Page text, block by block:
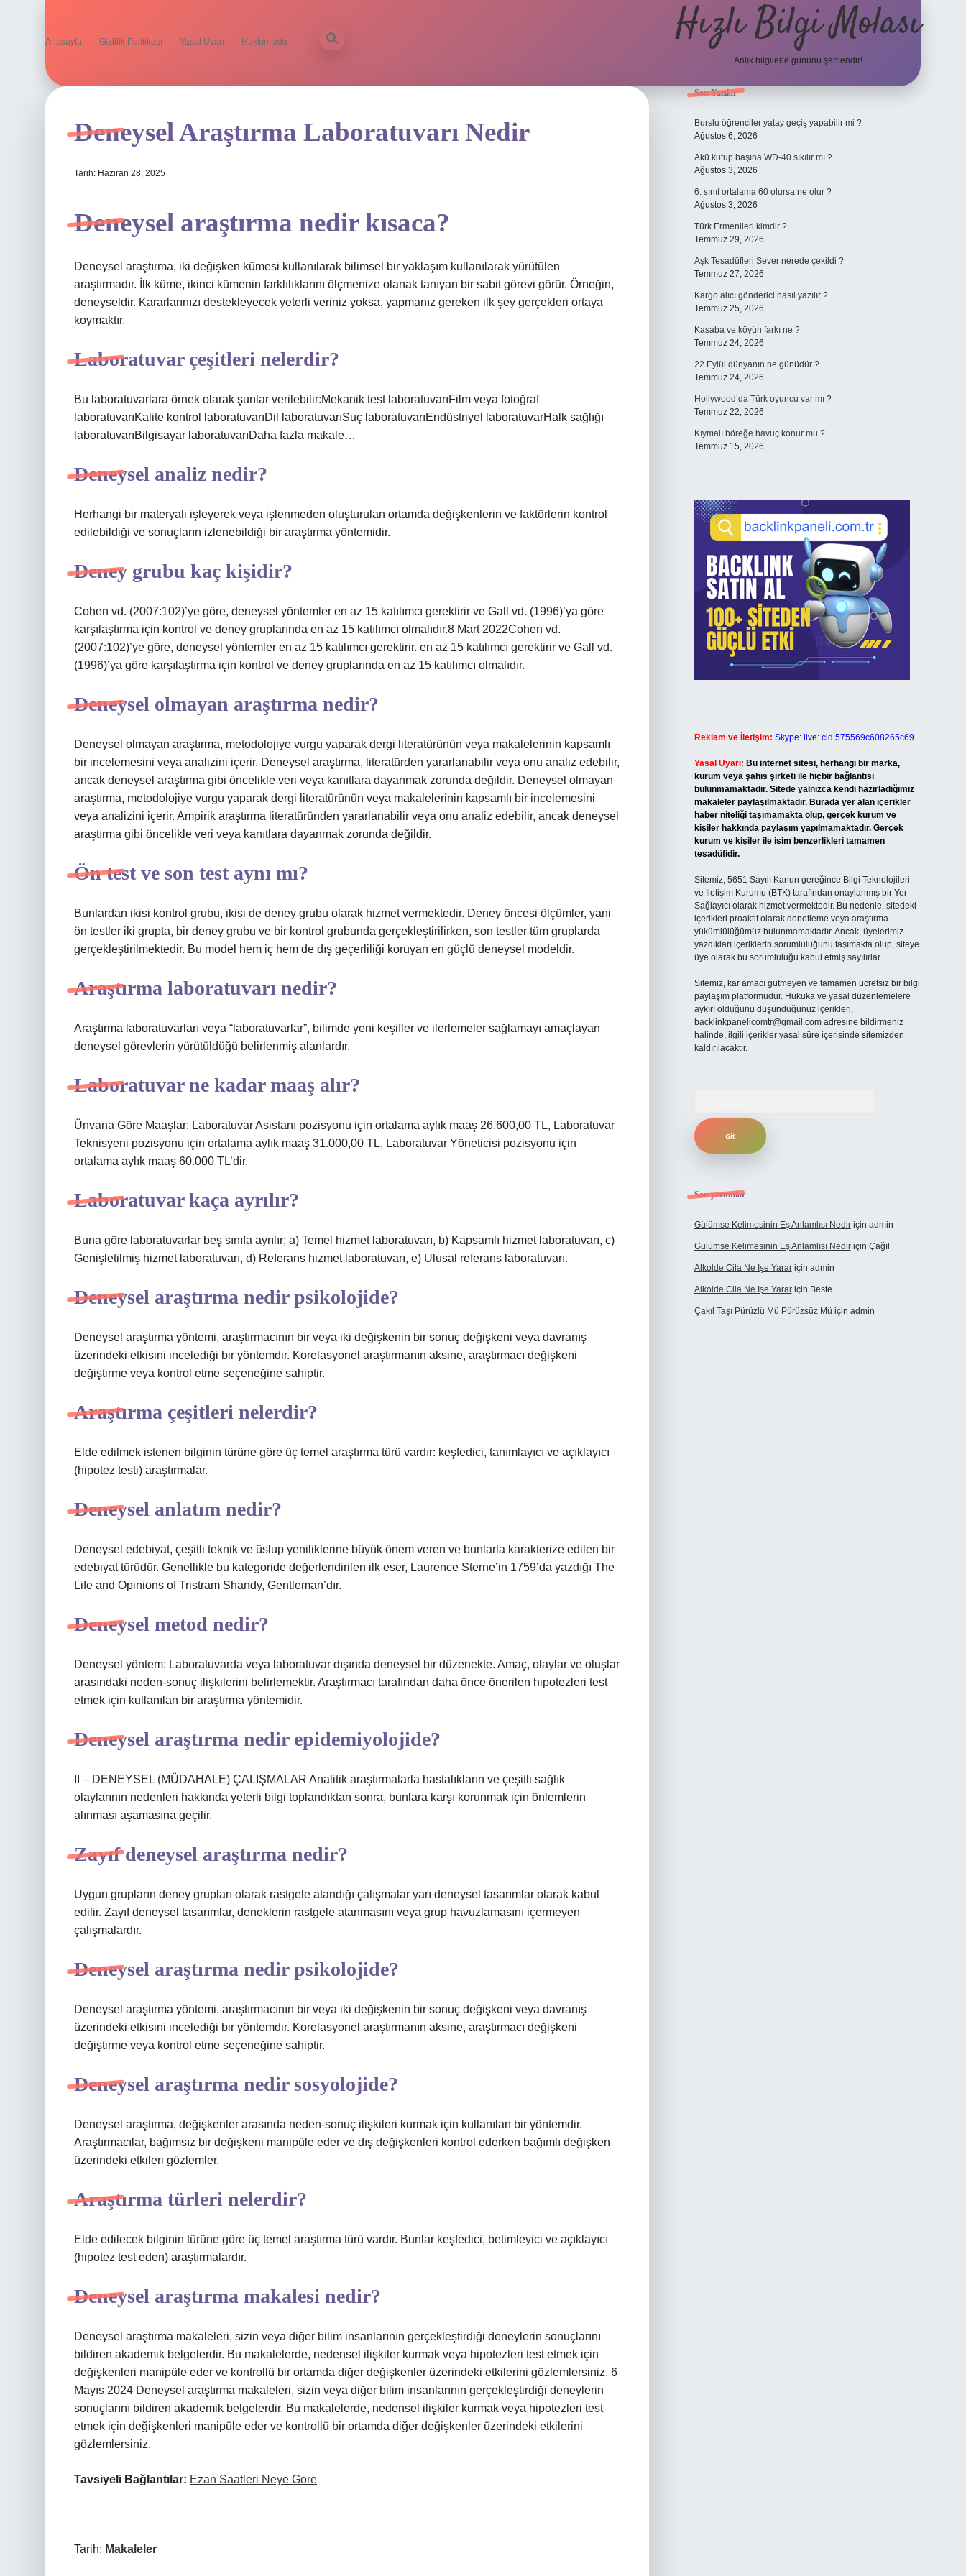
Anasayfa Gizlilik Politikası Yasal Uyarı Hakkımızda Hızlı Bilgi Molası
Anlık bilgilerle gününü şenlendir!
Deneysel Araştırma Laboratuvarı Nedir
Tarih: Haziran 28, 2025
Deneysel araştırma nedir kısaca?
Deneysel araştırma, iki değişken kümesi kullanılarak bilimsel bir yaklaşım kullanılarak yürütülen
araştırmadır. İlk küme, ikinci kümenin farklılıklarını ölçmenize olanak tanıyan bir sabit görevi görür. Örneğin,
deneyseldir. Kararlarınızı destekleyecek yeterli veriniz yoksa, yapmanız gereken ilk şey gerçekleri ortaya
koymaktır.
Laboratuvar çeşitleri nelerdir?
Bu laboratuvarlara örnek olarak şunlar verilebilir:Mekanik test laboratuvarıFilm veya fotoğraf
laboratuvarıKalite kontrol laboratuvarıDil laboratuvarıSuç laboratuvarıEndüstriyel laboratuvarHalk sağlığı
laboratuvarıBilgisayar laboratuvarıDaha fazla makale…
Deneysel analiz nedir?
Herhangi bir materyali işleyerek veya işlenmeden oluşturulan ortamda değişkenlerin ve faktörlerin kontrol
edilebildiği ve sonuçların izlenebildiği bir araştırma yöntemidir.
Deney grubu kaç kişidir?
Cohen vd. (2007:102)’ye göre, deneysel yöntemler en az 15 katılımcı gerektirir ve Gall vd. (1996)’ya göre
karşılaştırma için kontrol ve deney gruplarında en az 15 katılımcı olmalıdır.8 Mart 2022Cohen vd.
(2007:102)’ye göre, deneysel yöntemler en az 15 katılımcı gerektirir. en az 15 katılımcı gerektirir ve Gall vd.
(1996)’ya göre karşılaştırma için kontrol ve deney gruplarında en az 15 katılımcı olmalıdır.
Deneysel olmayan araştırma nedir?
Deneysel olmayan araştırma, metodolojiye vurgu yaparak dergi literatürünün veya makalelerinin kapsamlı
bir incelemesini veya analizini içerir. Deneysel araştırma, literatürden yararlanabilir veya onu analiz edebilir,
ancak deneysel araştırma gibi öncelikle veri veya kanıtlara dayanmak zorunda değildir. Deneysel olmayan
araştırma, metodolojiye vurgu yaparak dergi literatürünün veya makalelerinin kapsamlı bir incelemesini
veya analizini içerir. Ampirik araştırma literatüründen yararlanabilir veya onu analiz edebilir, ancak deneysel
araştırma gibi öncelikle veri veya kanıtlara dayanmak zorunda değildir.
Ön test ve son test aynı mı?
Bunlardan ikisi kontrol grubu, ikisi de deney grubu olarak hizmet vermektedir. Deney öncesi ölçümler, yani
ön testler iki grupta, bir deney grubu ve bir kontrol grubunda gerçekleştirilirken, son testler tüm gruplarda
gerçekleştirilmektedir. Bu model hem iç hem de dış geçerliliği koruyan en güçlü deneysel modeldir.
Araştırma laboratuvarı nedir?
Araştırma laboratuvarları veya “laboratuvarlar”, bilimde yeni keşifler ve ilerlemeler sağlamayı amaçlayan
deneysel görevlerin yürütüldüğü belirlenmiş alanlardır.
Laboratuvar ne kadar maaş alır?
Ünvana Göre Maaşlar: Laboratuvar Asistanı pozisyonu için ortalama aylık maaş 26.600,00 TL, Laboratuvar
Teknisyeni pozisyonu için ortalama aylık maaş 31.000,00 TL, Laboratuvar Yöneticisi pozisyonu için
ortalama aylık maaş 60.000 TL’dir.
Laboratuvar kaça ayrılır?
Buna göre laboratuvarlar beş sınıfa ayrılır; a) Temel hizmet laboratuvarı, b) Kapsamlı hizmet laboratuvarı, c)
Genişletilmiş hizmet laboratuvarı, d) Referans hizmet laboratuvarı, e) Ulusal referans laboratuvarı.
Deneysel araştırma nedir psikolojide?
Deneysel araştırma yöntemi, araştırmacının bir veya iki değişkenin bir sonuç değişkeni veya davranış
üzerindeki etkisini incelediği bir yöntemdir. Korelasyonel araştırmanın aksine, araştırmacı değişkeni
değiştirme veya kontrol etme seçeneğine sahiptir.
Araştırma çeşitleri nelerdir?
Elde edilmek istenen bilginin türüne göre üç temel araştırma türü vardır: keşfedici, tanımlayıcı ve açıklayıcı
(hipotez testi) araştırmalar.
Deneysel anlatım nedir?
Deneysel edebiyat, çeşitli teknik ve üslup yeniliklerine büyük önem veren ve bunlarla karakterize edilen bir
edebiyat türüdür. Genellikle bu kategoride değerlendirilen ilk eser, Laurence Sterne’in 1759’da yazdığı The
Life and Opinions of Tristram Shandy, Gentleman’dır.
Deneysel metod nedir?
Deneysel yöntem: Laboratuvarda veya laboratuvar dışında deneysel bir düzenekte. Amaç, olaylar ve oluşlar
arasındaki neden-sonuç ilişkilerini belirlemektir. Araştırmacı tarafından daha önce önerilen hipotezleri test
etmek için kullanılan bir araştırma yöntemidir.
Deneysel araştırma nedir epidemiyolojide?
II – DENEYSEL (MÜDAHALE) ÇALIŞMALAR Analitik araştırmalarla hastalıkların ve çeşitli sağlık
olaylarının nedenleri hakkında yeterli bilgi toplandıktan sonra, bunlara karşı korunmak için önlemlerin
alınması aşamasına geçilir.
Zayıf deneysel araştırma nedir?
Uygun grupların deney grupları olarak rastgele atandığı çalışmalar yarı deneysel tasarımlar olarak kabul
edilir. Zayıf deneysel tasarımlar, deneklerin rastgele atanmasını veya grup havuzlamasını içermeyen
çalışmalardır.
Deneysel araştırma nedir psikolojide?
Deneysel araştırma yöntemi, araştırmacının bir veya iki değişkenin bir sonuç değişkeni veya davranış
üzerindeki etkisini incelediği bir yöntemdir. Korelasyonel araştırmanın aksine, araştırmacı değişkeni
değiştirme veya kontrol etme seçeneğine sahiptir.
Deneysel araştırma nedir sosyolojide?
Deneysel araştırma, değişkenler arasında neden-sonuç ilişkileri kurmak için kullanılan bir yöntemdir.
Araştırmacılar, bağımsız bir değişkeni manipüle eder ve dış değişkenleri kontrol ederken bağımlı değişken
üzerindeki etkileri gözlemler.
Araştırma türleri nelerdir?
Elde edilecek bilginin türüne göre üç temel araştırma türü vardır. Bunlar keşfedici, betimleyici ve açıklayıcı
(hipotez test eden) araştırmalardır.
Deneysel araştırma makalesi nedir?
Deneysel araştırma makaleleri, sizin veya diğer bilim insanlarının gerçekleştirdiği deneylerin sonuçlarını
bildiren akademik belgelerdir. Bu makalelerde, nedensel ilişkiler kurmak veya hipotezleri test etmek için
değişkenleri manipüle eder ve kontrollü bir ortamda diğer değişkenler üzerindeki etkilerini gözlemlersiniz. 6
Mayıs 2024 Deneysel araştırma makaleleri, sizin veya diğer bilim insanlarının gerçekleştirdiği deneylerin
sonuçlarını bildiren akademik belgelerdir. Bu makalelerde, nedensel ilişkiler kurmak veya hipotezleri test
etmek için değişkenleri manipüle eder ve kontrollü bir ortamda diğer değişkenler üzerindeki etkilerini
gözlemlersiniz.
Tavsiyeli Bağlantılar: Ezan Saatleri Neye Gore
Tarih: Makaleler
Sidebar
Son Yazılar
Burslu öğrenciler yatay geçiş yapabilir mi ?
Ağustos 6, 2026
Akü kutup başına WD-40 sıkılır mı ?
Ağustos 3, 2026
6. sınıf ortalama 60 olursa ne olur ?
Ağustos 3, 2026
Türk Ermenileri kimdir ?
Temmuz 29, 2026
Aşk Tesadüfleri Sever nerede çekildi ?
Temmuz 27, 2026
Kargo alıcı gönderici nasıl yazılır ?
Temmuz 25, 2026
Kasaba ve köyün farkı ne ?
Temmuz 24, 2026
22 Eylül dünyanın ne günüdür ?
Temmuz 24, 2026
Hollywood’da Türk oyuncu var mı ?
Temmuz 22, 2026
Kıymalı böreğe havuç konur mu ?
Temmuz 15, 2026
Reklam ve İletişim: Skype: live:.cid.575569c608265c69
Yasal Uyarı: Bu internet sitesi, herhangi bir marka,
kurum veya şahıs şirketi ile hiçbir bağlantısı
bulunmamaktadır. Sitede yalnızca kendi hazırladığımız
makaleler paylaşılmaktadır. Burada yer alan içerikler
haber niteliği taşımamakta olup, gerçek kurum ve
kişiler hakkında paylaşım yapılmamaktadır. Gerçek
kurum ve kişiler ile isim benzerlikleri tamamen
tesadüfidir.
Sitemiz, 5651 Sayılı Kanun gereğince Bilgi Teknolojileri
ve İletişim Kurumu (BTK) tarafından onaylanmış bir Yer
Sağlayıcı olarak hizmet vermektedir. Bu nedenle, sitedeki
içerikleri proaktif olarak denetleme veya araştırma
yükümlülüğümüz bulunmamaktadır. Ancak, üyelerimiz
yazdıkları içeriklerin sorumluluğunu taşımakta olup, siteye
üye olarak bu sorumluluğu kabul etmiş sayılırlar.
Sitemiz, kar amacı gütmeyen ve tamamen ücretsiz bir bilgi
paylaşım platformudur. Hukuka ve yasal düzenlemelere
aykırı olduğunu düşündüğünüz içerikleri,
backlinkpanelicomtr@gmail.comadresine bildirmeniz
halinde, ilgili içerikler yasal süre içerisinde sitemizden
kaldırılacaktır.
Son yorumlar
Gülümse Kelimesinin Eş Anlamlısı Nediriçin admin
Gülümse Kelimesinin Eş Anlamlısı Nediriçin Çağıl
Alkolde Cila Ne Işe Yarariçin admin
Alkolde Cila Ne Işe Yarariçin Beste
Çakıl Taşı Pürüzlü Mü Pürüzsüz Mü için admin